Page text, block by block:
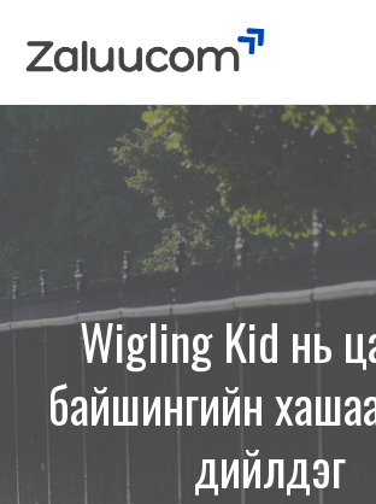
Wigling Kid нь
байшингийн
дийлдэг